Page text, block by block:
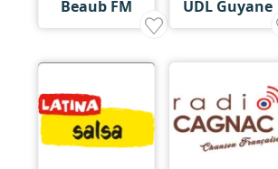
Beaub FM UDL Guyane